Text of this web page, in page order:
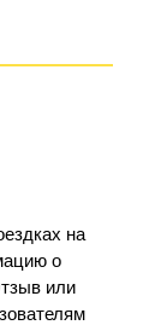
на
о
или